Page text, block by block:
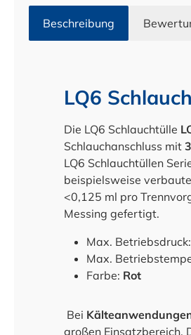
Beschreibung
LQ6
Die LQ6 Schlauchtülle
Schlauchanschluss mit
LQ6 Schlauchtüllen
beispielsweise
<0,125 ml pro
Messing gefertigt.
Max.
Max.
Farbe: Rot
Bei
großen Einsatzbereich.